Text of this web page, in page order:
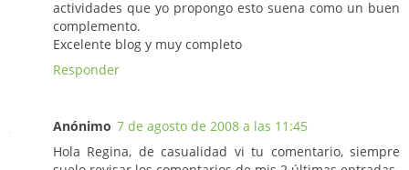
actividades que yo propongo esto suena como un buen
complemento.
Excelente blog y muy completo
Responder
Anónimo 7 de agosto de 2008 a las 11:45
Hola Regina, de casualidad vi tu comentario, siempre